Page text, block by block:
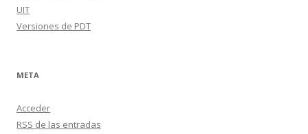
UIT
Versiones de PDT
META
Acceder
RSS de las entradas